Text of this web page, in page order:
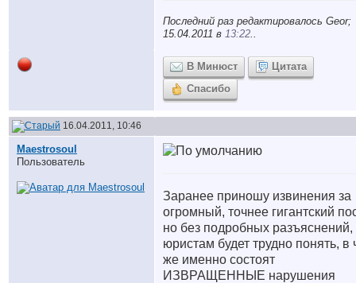
Последний раз редактировалось Geor;
15.04.2011 в 13:22..
В Минюст
Цитата
Спасибо
16.04.2011, 10:46
Maestrosoul
Пользователь
Заранее приношу извинения за
огромный, точнее гигантский
но без подробных разъяснений,
юристам будет трудно понять, в
же именно состоят
ИЗВРАЩЕННЫЕ нарушения